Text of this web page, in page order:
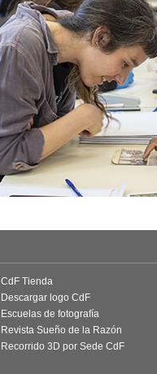
CdF Tienda
Descargar logo CdF
Escuelas de fotografía
Revista Sueño de la Razón
Recorrido 3D por Sede CdF